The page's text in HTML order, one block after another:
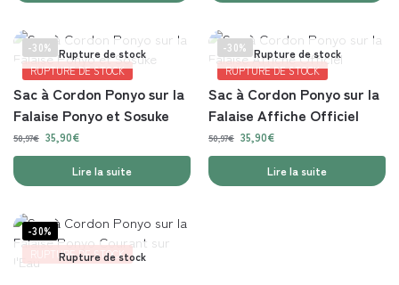
-30%
RUPTURE DE STOCK
Rupture de stock
Sac à Cordon Ponyo sur la
Falaise Ponyo et Sosuke
50,97€ 35,90€
Lire la suite
-30%
RUPTURE DE STOCK
Rupture de stock
Sac à Cordon Ponyo sur la
Falaise Affiche Officiel
50,97€ 35,90€
Lire la suite
-30%
RUPTURE DE STOCK
Rupture de stock